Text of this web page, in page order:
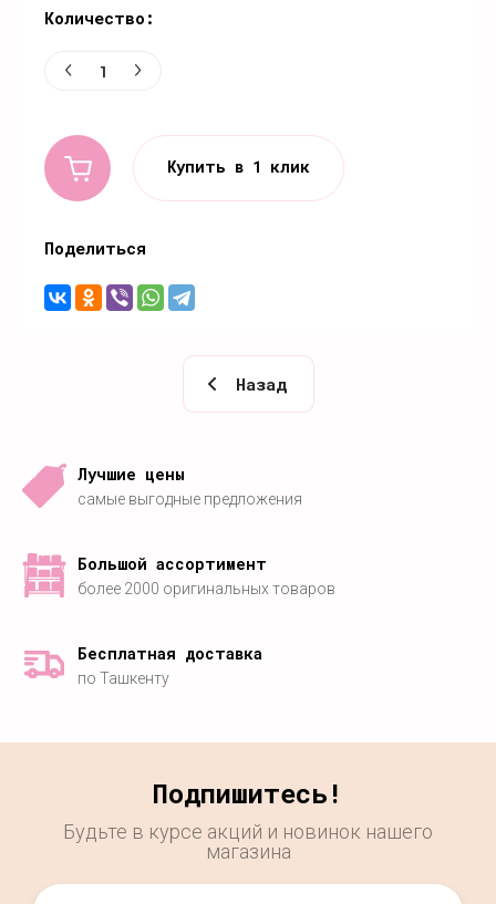
Количество:
Купить в 1 клик
Поделиться
Назад
Лучшие цены
самые выгодные предложения
Большой ассортимент
более 2000 оригинальных товаров
Бесплатная доставка
по Ташкенту
Подпишитесь!
Будьте в курсе акций и новинок нашего
магазина